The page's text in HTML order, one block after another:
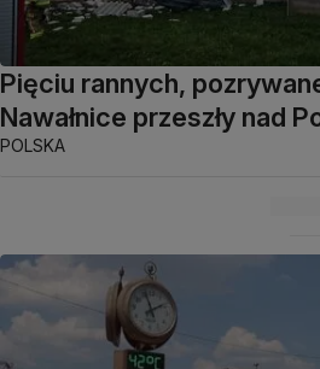
Pięciu rannych,
Nawałnice przeszły nad
POLSKA